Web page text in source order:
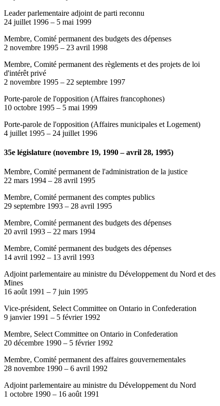
Leader parlementaire adjoint de parti reconnu
24 juillet 1996 – 5 mai 1999
Membre, Comité permanent des budgets des dépenses
2 novembre 1995 – 23 avril 1998
Membre, Comité permanent des règlements et des projets de loi
d'intérêt privé
2 novembre 1995 – 22 septembre 1997
Porte-parole de l'opposition (Affaires francophones)
10 octobre 1995 – 5 mai 1999
Porte-parole de l'opposition (Affaires municipales et Logement)
4 juillet 1995 – 24 juillet 1996
35e législature (novembre 19, 1990 – avril 28, 1995)
Membre, Comité permanent de l'administration de la justice
22 mars 1994 – 28 avril 1995
Membre, Comité permanent des comptes publics
29 septembre 1993 – 28 avril 1995
Membre, Comité permanent des budgets des dépenses
20 avril 1993 – 22 mars 1994
Membre, Comité permanent des budgets des dépenses
14 avril 1992 – 13 avril 1993
Adjoint parlementaire au ministre du Développement du Nord et des
Mines
16 août 1991 – 7 juin 1995
Vice-président, Select Committee on Ontario in Confederation
9 janvier 1991 – 5 février 1992
Membre, Select Committee on Ontario in Confederation
20 décembre 1990 – 5 février 1992
Membre, Comité permanent des affaires gouvernementales
28 novembre 1990 – 6 avril 1992
Adjoint parlementaire au ministre du Développement du Nord
1 octobre 1990 – 16 août 1991